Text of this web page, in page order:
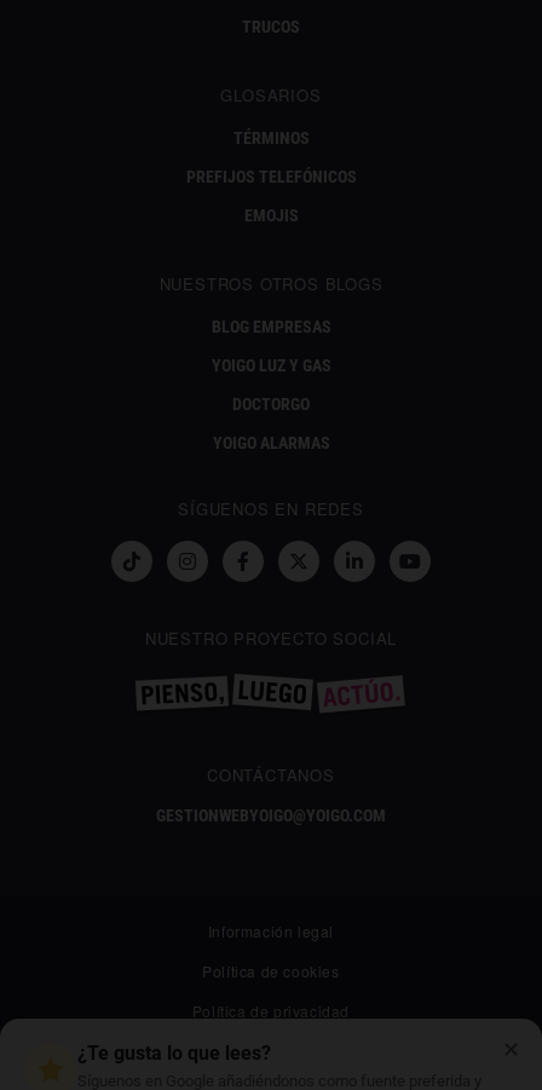
TRUCOS
GLOSARIOS
TÉRMINOS
PREFIJOS TELEFÓNICOS
EMOJIS
NUESTROS OTROS BLOGS
BLOG EMPRESAS
YOIGO LUZ Y GAS
DOCTORGO
YOIGO ALARMAS
SÍGUENOS EN REDES
NUESTRO PROYECTO SOCIAL
CONTÁCTANOS
GESTIONWEBYOIGO@YOIGO.COM
Información legal
Política de cookies
Política de privacidad
Canal ético
¿Te gusta lo que lees?